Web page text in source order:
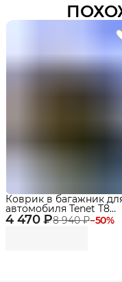
4 470 ₽8 940 ₽−50%
Коврик в багажник
автомобиля Tenet T8
(2018-2022)